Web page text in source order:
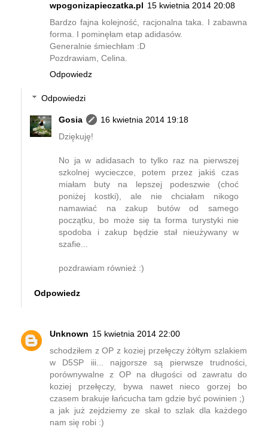
wpogonizapieczatka.pl 15 kwietnia 2014 20:08
Bardzo fajna kolejność, racjonalna taka. I zabawna
forma. I pominęłam etap adidasów.
Generalnie śmiechłam :D
Pozdrawiam, Celina.
Odpowiedz
Odpowiedzi
Gosia
16 kwietnia 2014 19:18
Dziękuję!
No ja w adidasach to tylko raz na pierwszej
szkolnej wycieczce, potem przez jakiś czas
miałam buty na lepszej podeszwie (choć
poniżej kostki), ale nie chciałam nikogo
namawiać na zakup butów od samego
początku, bo może się ta forma turystyki nie
spodoba i zakup będzie stał nieużywany w
szafie...
pozdrawiam również :)
Odpowiedz
Unknown 15 kwietnia 2014 22:00
schodziłem z OP z koziej przełęczy żółtym szlakiem
w D5SP iii... najgorsze są pierwsze trudności,
porównywalne z OP na długości od zawratu do
koziej przełęczy, bywa nawet nieco gorzej bo
czasem brakuje łańcucha tam gdzie być powinien ;)
a jak już zejdziemy ze skał to szlak dla każdego
nam się robi :)